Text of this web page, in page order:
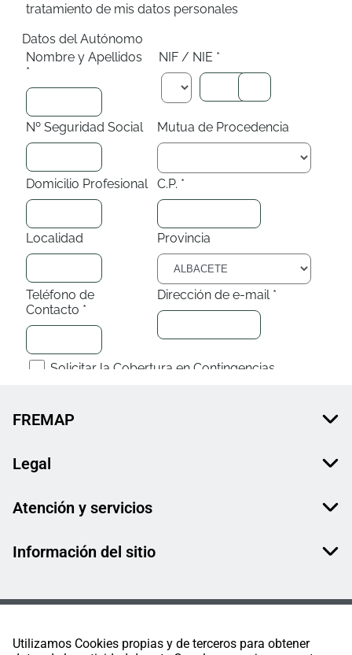
Utilizamos Cookies propias y de terceros para obtener
FREMAP
Legal
Atención y servicios
Información del sitio